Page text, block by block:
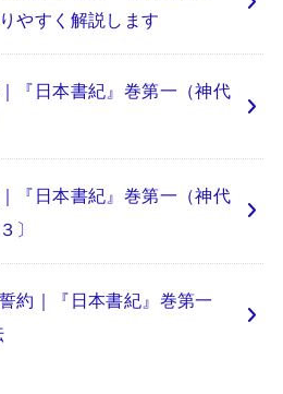
やすく解説します
『日本書紀』巻第一（神代
『日本書紀』巻第一（神代
〕
約｜『日本書紀』巻第一